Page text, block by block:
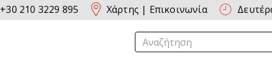
+30 210 3229 895 Χάρτης | Επικοινωνία